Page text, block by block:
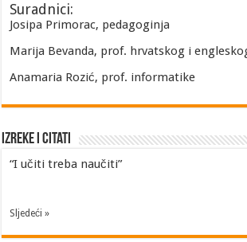
Suradnici:
Josipa Primorac, pedagoginja
Marija Bevanda, prof. hrvatskog i
Anamaria Rozić, prof. informatike
Izreke i Citati
“I učiti treba naučiti”
Sljedeći »